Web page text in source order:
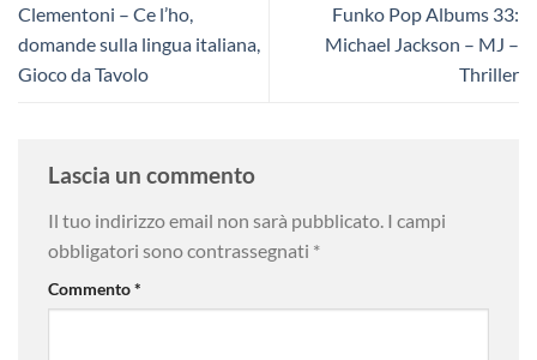
Clementoni – Ce l’ho,
domande sulla lingua italiana,
Gioco da Tavolo
Funko Pop Albums 33:
Michael Jackson – MJ –
Thriller
Lascia un commento
Il tuo indirizzo email non sarà pubblicato. I campi
obbligatori sono contrassegnati *
Commento*